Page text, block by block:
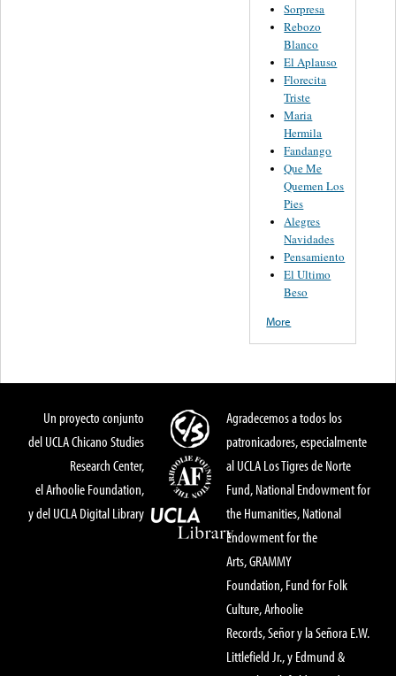
Sorpresa
Rebozo
Blanco
El Aplauso
Florecita
Triste
Maria
Hermila
Fandango
Que Me
Quemen Los
Pies
Alegres
Navidades
Pensamiento
El Ultimo
Beso
More
Un proyecto conjunto
del UCLA Chicano Studies
Research Center,
el Arhoolie Foundation,
y del UCLA Digital Library
Agradecemos a todos los
patronicadores, especialmente
al UCLA Los Tigres de Norte
Fund, National Endowment for
the Humanities, National
Endowment for the
Arts, GRAMMY
Foundation, Fund for Folk
Culture, Arhoolie
Records, Señor y la Señora E.W.
Littlefield Jr., y Edmund &